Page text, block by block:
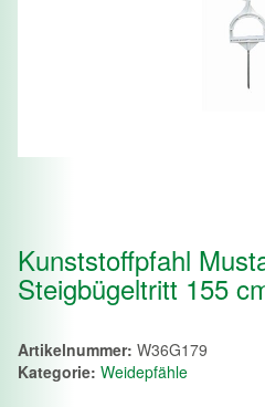
Kunststoffpfahl
Steigbügeltritt 155
Artikelnummer: W36G179
Kategorie: Weidepfähle